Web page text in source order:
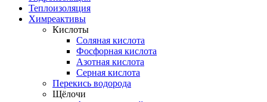
Теплоизоляция
Химреактивы
Кислоты
Соляная кислота
Фосфорная кислота
Азотная кислота
Серная кислота
Перекись водорода
Щёлочи